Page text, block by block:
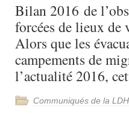
Bilan 2016 de
forcées de lieux de
Alors que les
campements de
l’actualité 2016,
Communiqués de la LDH